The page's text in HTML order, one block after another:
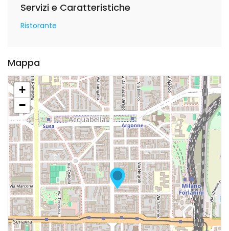
Servizi e Caratteristiche
Ristorante
Mappa
+
−